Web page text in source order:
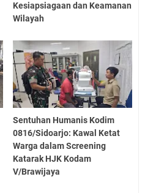
Kesiapsiagaan dan Keamanan
Wilayah
Sentuhan Humanis Kodim
0816/Sidoarjo: Kawal Ketat
Warga dalam Screening
Katarak HJK Kodam
V/Brawijaya